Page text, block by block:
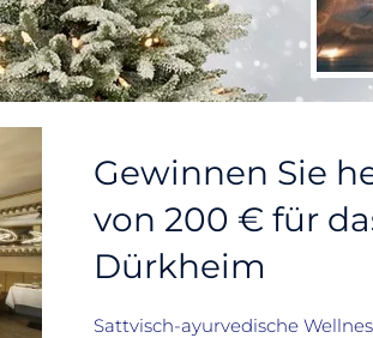
Gewinnen Sie
von 200 € für
Dürkheim
Sattvisch-ayurvedische